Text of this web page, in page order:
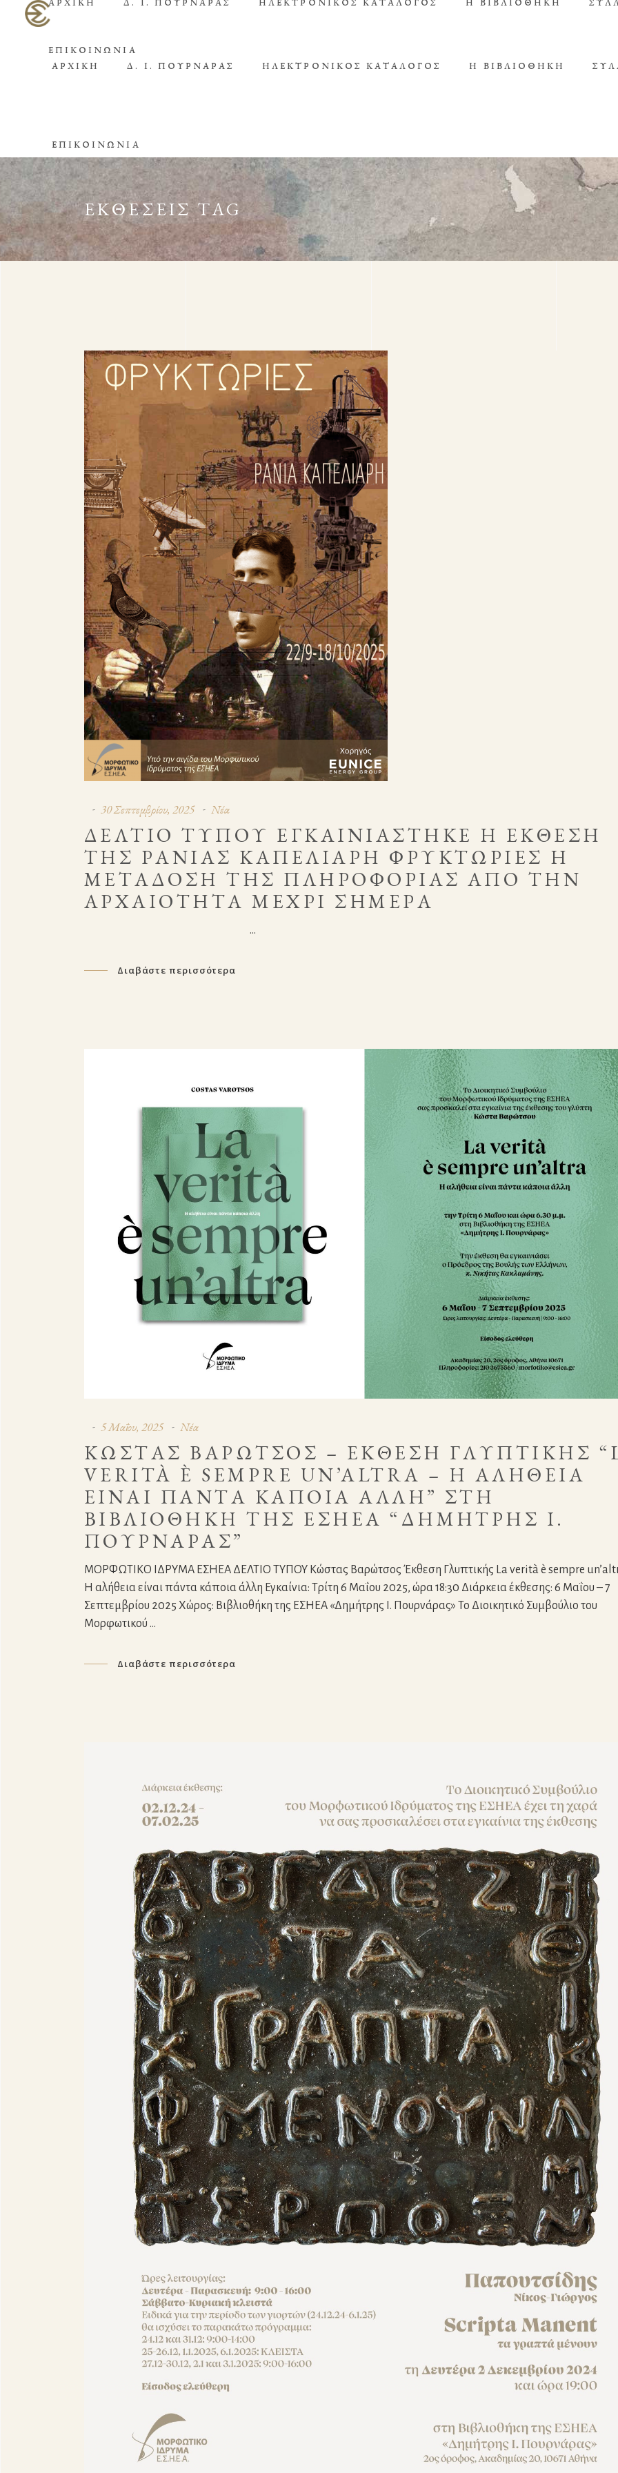
ΑΡΧΙΚΉ Δ. Ι. ΠΟΥΡΝΆΡΑΣ ΗΛΕΚΤΡΟΝΙΚΌΣ ΚΑΤΆΛΟΓΟΣ Η ΒΙΒΛΙΟΘΉΚΗ
ΕΠΙΚΟΙΝΩΝΊΑ
ΕΠΙΚΟΙΝΩΝΊΑ
ΕΚΘΈΣΕΙΣ TAG
30 Σεπτεμβρίου, 2025 Νέα
ΔΕΛΤΙΟ ΤΥΠΟΥ ΕΓΚΑΙΝΙΆΣΤΗΚΕ Η ΈΚΘΕΣΗ
ΤΗΣ ΡΆΝΙΑΣ ΚΑΠΕΛΙΆΡΗ ΦΡΥΚΤΩΡΙΕΣ Η
ΜΕΤΆΔΟΣΗ ΤΗΣ ΠΛΗΡΟΦΟΡΊΑΣ ΑΠΌ ΤΗΝ
ΑΡΧΑΙΌΤΗΤΑ ΜΈΧΡΙ ΣΉΜΕΡΑ
Διαβάστε περισσότερα
5 Μαΐου, 2025 Νέα
ΚΏΣΤΑΣ ΒΑΡΏΤΣΟΣ – ΈΚΘΕΣΗ ΓΛΥΠΤΙΚΉΣ
VERITÀ È SEMPRE UN’ALTRA – Η ΑΛΉΘΕΙΑ
ΕΊΝΑΙ ΠΆΝΤΑ ΚΆΠΟΙΑ ΆΛΛΗ” ΣΤΗ
ΒΙΒΛΙΟΘΉΚΗ ΤΗΣ ΕΣΗΕΑ “ΔΗΜΉΤΡΗΣ Ι.
ΠΟΥΡΝΆΡΑΣ”
ΜΟΡΦΩΤΙΚΟ ΙΔΡΥΜΑ ΕΣΗΕΑ ΔΕΛΤΙΟ ΤΥΠΟΥ Κώστας Βαρώτσος Έκθεση Γλυπτικής La verità è sempre
Η αλήθεια είναι πάντα κάποια άλλη Εγκαίνια: Τρίτη 6 Μαΐου 2025, ώρα 18:30 Διάρκεια έκθεσης: 6 Μαΐου – 7
Σεπτεμβρίου 2025 Χώρος: Βιβλιοθήκη της ΕΣΗΕΑ «Δημήτρης Ι. Πουρνάρας» To Διοικητικό Συμβούλιο του
Μορφωτικού
Διαβάστε περισσότερα